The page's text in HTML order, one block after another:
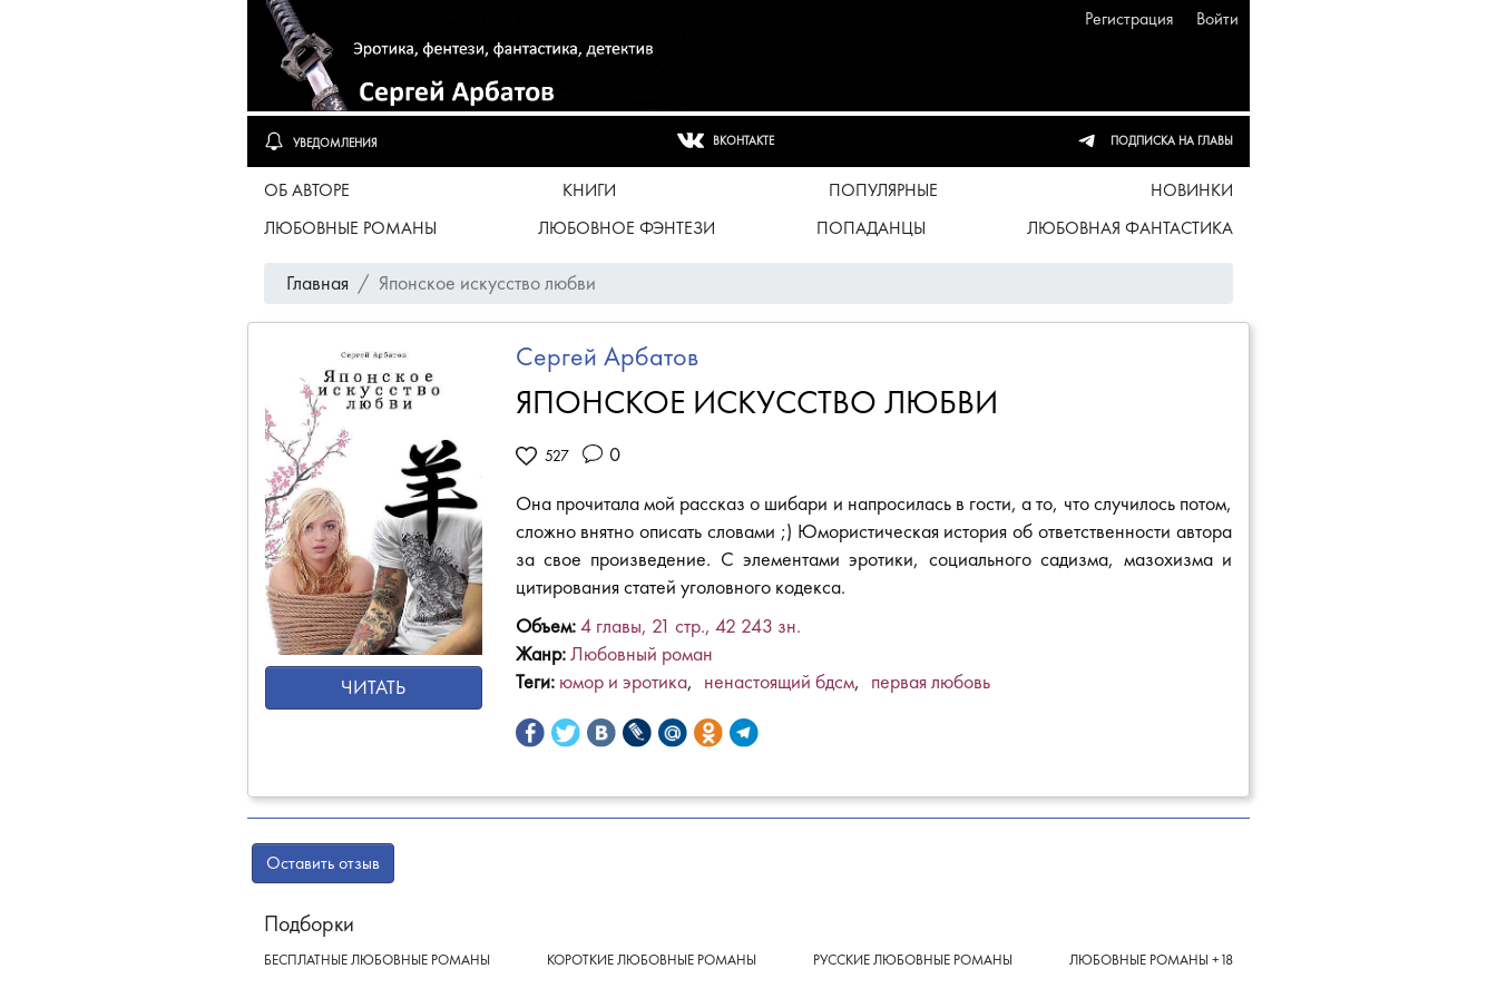
Регистрация Войти
УВЕДОМЛЕНИЯ ВКОНТАКТЕ ПОДПИСКА НА ГЛАВЫ
ОБ АВТОРЕ КНИГИ ПОПУЛЯРНЫЕ
НОВИНКИ
ЛЮБОВНЫЕ РОМАНЫ
ЛЮБОВНОЕ ФЭНТЕЗИ ПОПАДАНЦЫ ЛЮБОВНАЯ ФАНТАСТИКА
Главная Японское искусство любви
ЧИТАТЬ
Сергей Арбатов
ЯПОНСКОЕ ИСКУССТВО ЛЮБВИ
0
Она прочитала мой рассказ о шибари и напросилась в гости, а то, что случилось потом,
сложно внятно описать словами ;) Юмористическая история об ответственности автора
за свое произведение. С элементами эротики, социального садизма, мазохизма и
цитирования статей уголовного кодекса.
Объем: 4главы, 21 стр., 42 243 зн.
Жанр: Любовный роман
Теги: юмор и эротика ненастоящий бдсм первая любовь
Facebook
TwitterВКонтактеLiveJournal
Мой
мир
Одноклассники
Telegram
Оставить отзыв
Подборки
БЕСПЛАТНЫЕ ЛЮБОВНЫЕ РОМАНЫ КОРОТКИЕ ЛЮБОВНЫЕ РОМАНЫ РУССКИЕ ЛЮБОВНЫЕ РОМАНЫ ЛЮБОВНЫЕ РОМАНЫ +18